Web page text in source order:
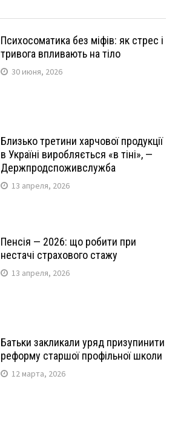
Психосоматика без міфів: як стрес і
тривога впливають на тіло
30 июня, 2026
Близько третини харчової продукції
в Україні виробляється «в тіні», —
Держпродспоживслужба
13 апреля, 2026
Пенсія — 2026: що робити при
нестачі страхового стажу
13 апреля, 2026
Батьки закликали уряд призупинити
реформу старшої профільної школи
12 марта, 2026